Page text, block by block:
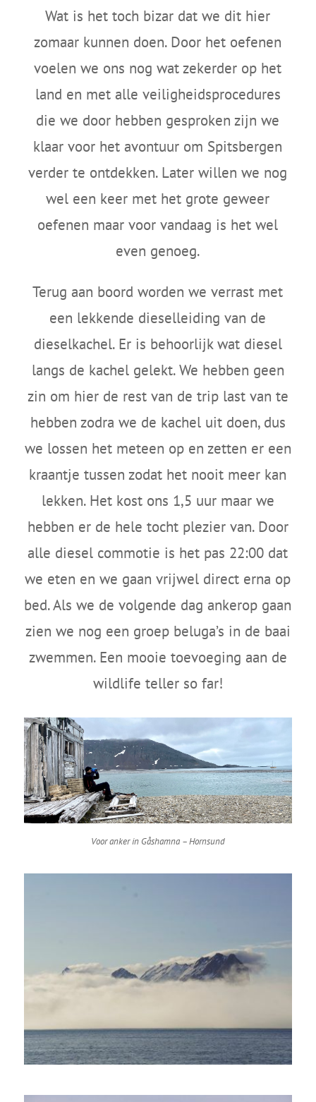
Wat is het toch bizar dat we dit hier
zomaar kunnen doen. Door het oefenen
voelen we ons nog wat zekerder op het
land en met alle veiligheidsprocedures
die we door hebben gesproken zijn we
klaar voor het avontuur om Spitsbergen
verder te ontdekken. Later willen we nog
wel een keer met het grote geweer
oefenen maar voor vandaag is het wel
even genoeg.
Terug aan boord worden we verrast met
een lekkende dieselleiding van de
dieselkachel. Er is behoorlijk wat diesel
langs de kachel gelekt. We hebben geen
zin om hier de rest van de trip last van te
hebben zodra we de kachel uit doen, dus
we lossen het meteen op en zetten er een
kraantje tussen zodat het nooit meer kan
lekken. Het kost ons 1,5 uur maar we
hebben er de hele tocht plezier van. Door
alle diesel commotie is het pas 22:00 dat
we eten en we gaan vrijwel direct erna op
bed. Als we de volgende dag ankerop gaan
zien we nog een groep beluga’s in de baai
zwemmen. Een mooie toevoeging aan de
wildlife teller so far!
Voor anker in Gåshamna – Hornsund